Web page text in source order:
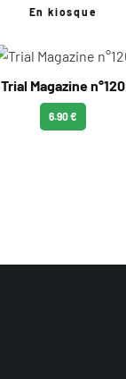
En kiosque
Trial Magazine n°120
6.90 €